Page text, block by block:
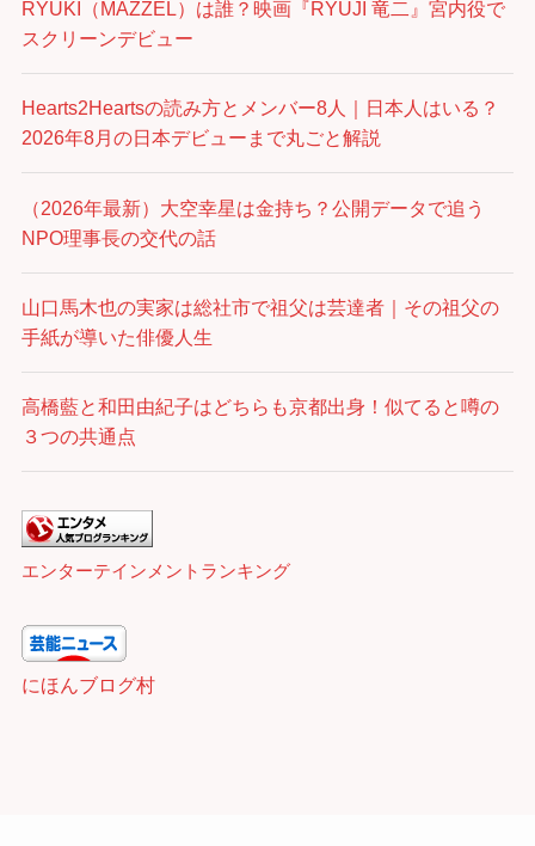
RYUKI（MAZZEL）は誰？映画『RYUJI 竜二』宮内役で
スクリーンデビュー
Hearts2Heartsの読み方とメンバー8人｜日本人はいる？
2026年8月の日本デビューまで丸ごと解説
（2026年最新）大空幸星は金持ち？公開データで追う
NPO理事長の交代の話
山口馬木也の実家は総社市で祖父は芸達者｜その祖父の
手紙が導いた俳優人生
高橋藍と和田由紀子はどちらも京都出身！似てると噂の
３つの共通点
エンターテインメントランキング
にほんブログ村